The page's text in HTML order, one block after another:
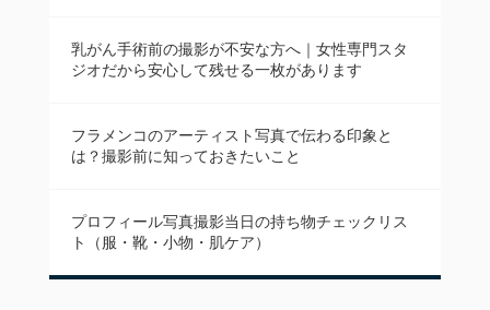
乳がん手術前の撮影が不安な方へ｜女性専門スタ
ジオだから安心して残せる一枚があります
フラメンコのアーティスト写真で伝わる印象と
は？撮影前に知っておきたいこと
プロフィール写真撮影当日の持ち物チェックリス
ト（服・靴・小物・肌ケア）